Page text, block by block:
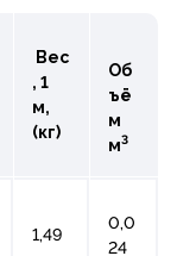
Вес
, 1
м,
(кг)
Об
ъё
м
м3
1,49
0,0
24